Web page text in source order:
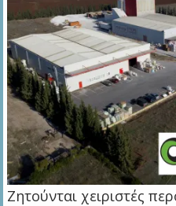
Ζητούνται χειριστές